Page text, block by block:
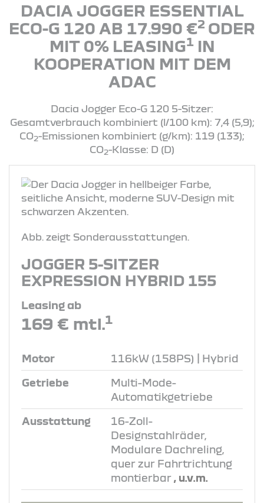
DACIA JOGGER ESSENTIAL
ECO-G 120 AB 17.990 €2 ODER
MIT 0% LEASING1IN
KOOPERATION MIT DEM
ADAC
Dacia Jogger Eco-G 120 5-Sitzer:
Gesamtverbrauch kombiniert (l/100 km): 7,4 (5,9);
CO2-Emissionen kombiniert (g/km): 119 (133);
CO2-Klasse: D (D)
Abb. zeigt Sonderausstattungen.
JOGGER 5-SITZER
EXPRESSION HYBRID 155
Leasing ab
169 € mtl.1
Motor 116kW (158PS) | Hybrid
Getriebe
Multi-Mode-
Automatikgetriebe
Ausstattung
16-Zoll-
Designstahlräder,
Modulare Dachreling,
quer zur Fahrtrichtung
montierbar , u.v.m.